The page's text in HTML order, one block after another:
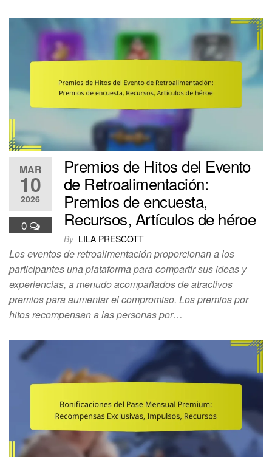
MAR
10
2026
0
Premios de Hitos del Evento
de Retroalimentación:
Premios de encuesta,
Recursos, Artículos de héroe
By LILA PRESCOTT
Los eventos de retroalimentación proporcionan a los
participantes una plataforma para compartir sus ideas y
experiencias, a menudo acompañados de atractivos
premios para aumentar el compromiso. Los premios por
hitos recompensan a las personas por…